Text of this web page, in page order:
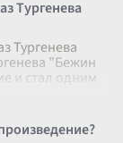
Тургенева
Тургенева
"Бежин
и стал одним